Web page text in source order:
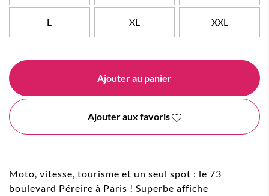
L XL XXL
Ajouter au panier
Ajouter aux favoris
Moto, vitesse, tourisme et un seul spot : le 73
boulevard Péreire à Paris ! Superbe affiche